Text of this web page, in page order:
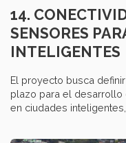
14.
SENSORES
INTELIGENTES
El proyecto busca
plazo para el
en ciudades inteligentes,